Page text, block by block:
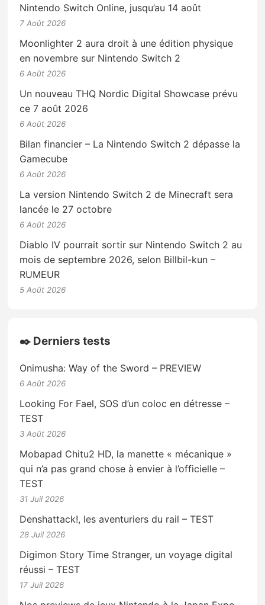
Nintendo Switch Online, jusqu’au 14 août
7 Août 2026
Moonlighter 2 aura droit à une édition physique
en novembre sur Nintendo Switch 2
6 Août 2026
Un nouveau THQ Nordic Digital Showcase prévu
ce 7 août 2026
6 Août 2026
Bilan financier – La Nintendo Switch 2 dépasse la
Gamecube
6 Août 2026
La version Nintendo Switch 2 de Minecraft sera
lancée le 27 octobre
6 Août 2026
Diablo IV pourrait sortir sur Nintendo Switch 2 au
mois de septembre 2026, selon Billbil-kun –
RUMEUR
5 Août 2026
✒️ Derniers tests
Onimusha: Way of the Sword – PREVIEW
6 Août 2026
Looking For Fael, SOS d’un coloc en détresse –
TEST
3 Août 2026
Mobapad Chitu2 HD, la manette « mécanique »
qui n’a pas grand chose à envier à l’officielle –
TEST
31 Juil 2026
Denshattack!, les aventuriers du rail – TEST
28 Juil 2026
Digimon Story Time Stranger, un voyage digital
réussi – TEST
17 Juil 2026